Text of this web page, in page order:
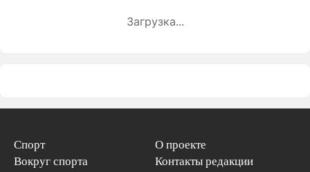
Загрузка...
Спорт
Вокруг спорта
О проекте
Контакты редакции